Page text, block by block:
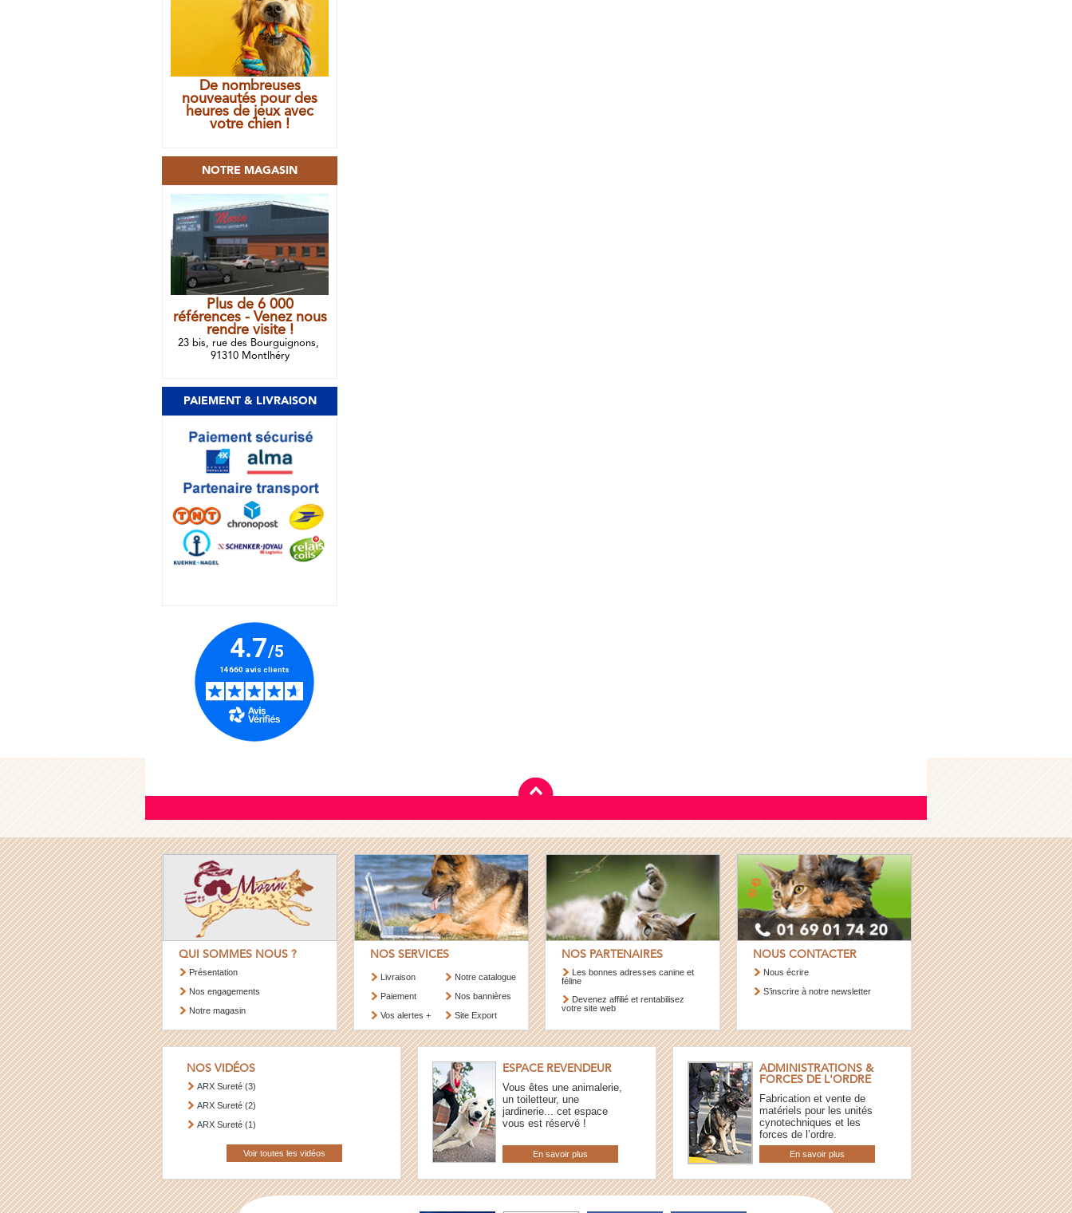
De nombreuses
nouveautés pour des
heures de jeux avec
votre chien !
NOTRE MAGASIN
Plus de 6 000
références - Venez nous
rendre visite !
23 bis, rue des Bourguignons,
91310 Montlhéry
PAIEMENT & LIVRAISON
QUI SOMMES NOUS ?
Présentation
Nos engagements
Notre magasin
NOS SERVICES
Livraison
Paiement
Vos alertes +
Notre catalogue
Nos bannières
Site Export
NOS PARTENAIRES
Les bonnes adresses canine et
féline
Devenez affilié et rentabilisez
votre site web
NOUS CONTACTER
Nous écrire
S’inscrire à notre newsletter
NOS VIDÉOS
ARX Sureté (3)
ARX Sureté (2)
ARX Sureté (1)
Voir toutes les vidéos
ESPACE REVENDEUR
Vous êtes une animalerie,
un toiletteur, une
jardinerie... cet espace
vous est réservé !
En savoir plus
ADMINISTRATIONS &
FORCES DE L'ORDRE
Fabrication et vente de
matériels pour les unités
cynotechniques et les
forces de l’ordre.
En savoir plus